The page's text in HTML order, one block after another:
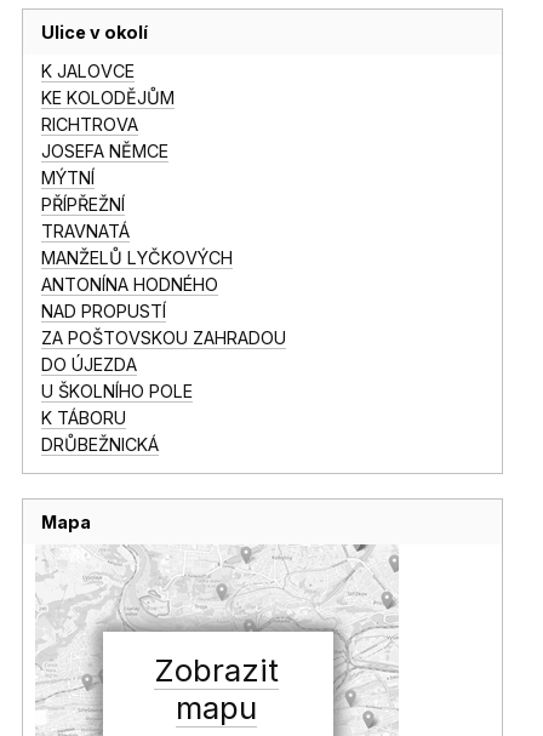
Ulice v okolí
K JALOVCE
KE KOLODĚJŮM
RICHTROVA
JOSEFA NĚMCE
MÝTNÍ
PŘÍPŘEŽNÍ
TRAVNATÁ
MANŽELŮ LYČKOVÝCH
ANTONÍNA HODNÉHO
NAD PROPUSTÍ
ZA POŠTOVSKOU ZAHRADOU
DO ÚJEZDA
U ŠKOLNÍHO POLE
K TÁBORU
DRŮBEŽNICKÁ
Mapa
Zobrazit
mapu